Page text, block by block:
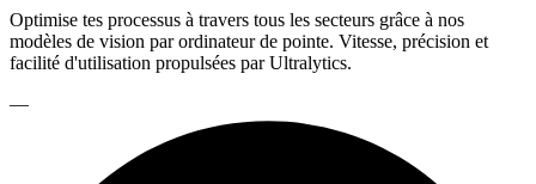
Optimise tes processus à travers tous les secteurs grâce à nos
modèles de vision par ordinateur de pointe. Vitesse, précision et
facilité d'utilisation propulsées par Ultralytics.
—